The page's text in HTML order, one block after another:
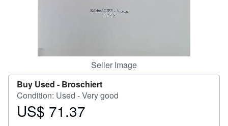
Seller Image
Buy Used - Broschiert
Condition: Used - Very good
Price
US$ 71.37